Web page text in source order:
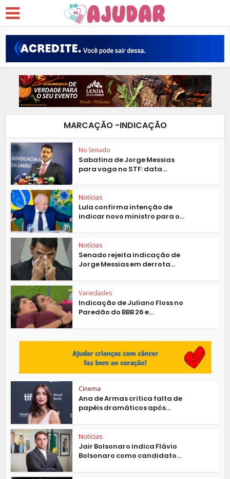
MARCAÇÃO -INDICAÇÃO
No Senado
Sabatina de Jorge Messias
para vaga no STF: data...
Notícias
Lula confirma intenção de
indicar novo ministro para o...
Notícias
Senado rejeita indicação de
Jorge Messias em derrota...
Variedades
Indicação de Juliano Floss no
Paredão do BBB 26 e...
Cinema
Ana de Armas critica falta de
papéis dramáticos após...
Notícias
Jair Bolsonaro indica Flávio
Bolsonaro como candidato...